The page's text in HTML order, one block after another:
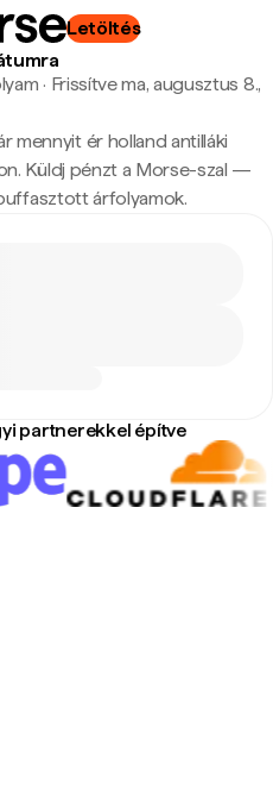
Letöltés
· Frissítve ma, augusztus 8.,
mennyit ér holland antilláki
Küldj pénzt a Morse-szal —
árfolyamok.
partnerekkel építve